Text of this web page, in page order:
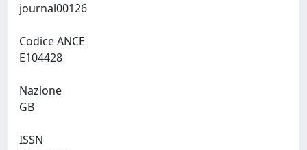
Codice ANCE
Nazione
ISSN